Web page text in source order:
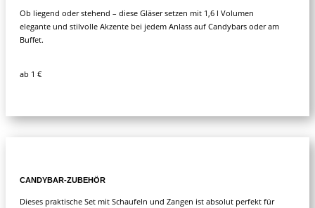
Ob liegend oder stehend – diese Gläser setzen mit 1,6 l Volumen
elegante und stilvolle Akzente bei jedem Anlass auf Candybars oder am
Buffet.
ab 1 €
CANDYBAR-ZUBEHÖR
Dieses praktische Set mit Schaufeln und Zangen ist absolut perfekt für